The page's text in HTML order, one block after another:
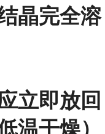
晶完全溶
立即放回
温干燥）